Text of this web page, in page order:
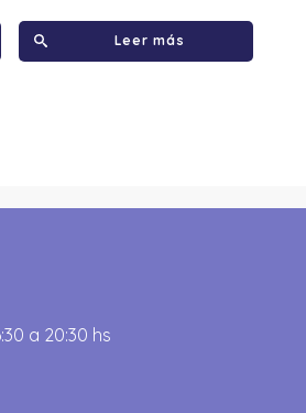
Leer más
a 20:30 hs